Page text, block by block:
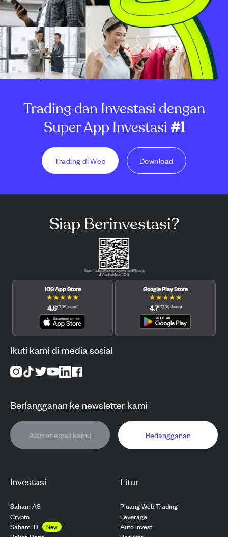
Trading dan Investasi dengan
Super App Investasi#1
Trading di Web Download
Investasi
Saham AS
Crypto
Saham ID
New
Fitur
Pluang Web Trading
Leverage
Auto Invest
Siap Berinvestasi?
Scan kode QR untuk download Pluang
di Android dan iOS.
iOS App Store
★★★★★
4.6(12.3Kulasan)
Google Play Store
★★★★★
4.7(122.3Kulasan)
Ikuti kami di media sosial
Berlangganan ke newsletter kami
Berlangganan